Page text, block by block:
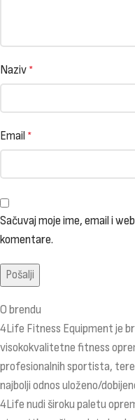
Naziv *
Email *
Sačuvaj moje ime, email i
komentare.
O brendu
4Life Fitness Equipment je
visokokvalitetne fitness
profesionalnih sportista,
najbolji odnos uloženo/
4Life nudi široku paletu